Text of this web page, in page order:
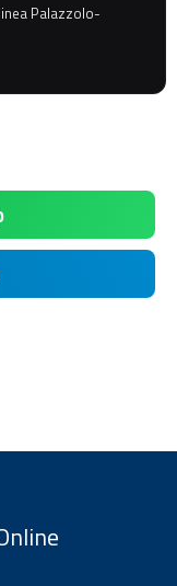
Palazzolo-